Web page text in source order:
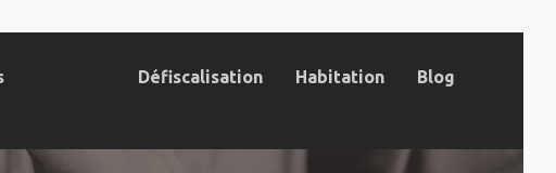
Défiscalisation Habitation Blog